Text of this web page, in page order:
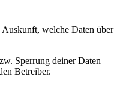
welche Daten über
Sperrung deiner Daten
Betreiber.